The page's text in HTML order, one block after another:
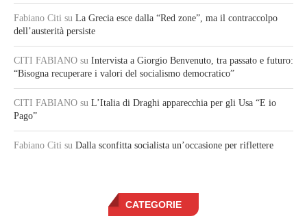
Fabiano Citi su La Grecia esce dalla “Red zone”, ma il contraccolpo
dell’austerità persiste
CITI FABIANO su Intervista a Giorgio Benvenuto, tra passato e futuro:
“Bisogna recuperare i valori del socialismo democratico”
CITI FABIANO su L’Italia di Draghi apparecchia per gli Usa “E io
Pago”
Fabiano Citi su Dalla sconfitta socialista un’occasione per riflettere
CATEGORIE